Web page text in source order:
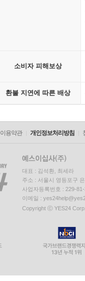
소비자 피해보상
환불 지연에 따른 배상
이용약관 개인정보처리방침
대표 : 김석환, 최세라
주소 : 서울시 영등포구
사업자등록번호 : 229-
이메일 :
Copyright ⓒ YES24